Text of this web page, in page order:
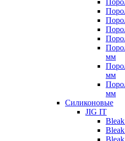
мм
мм
мм
Силиконовые
JIG IT